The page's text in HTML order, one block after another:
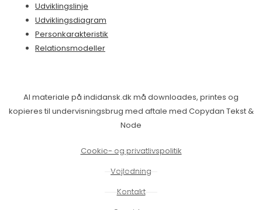
Udviklingslinje
Udviklingsdiagram
Personkarakteristik
Relationsmodeller
Al materiale på indidansk.dk må downloades, printes og
kopieres til undervisningsbrug med aftale med Copydan Tekst &
Node
Cookie- og privatlivspolitik
Vejledning
Kontakt